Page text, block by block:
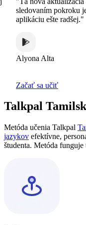
sledovaním pokroku
aplikáciu ešte radšej."
Alyona Alta
Začať sa učiť
Talkpal
Metóda učenia Talkpal
jazykov efektívne,
študenta. Metóda funguje